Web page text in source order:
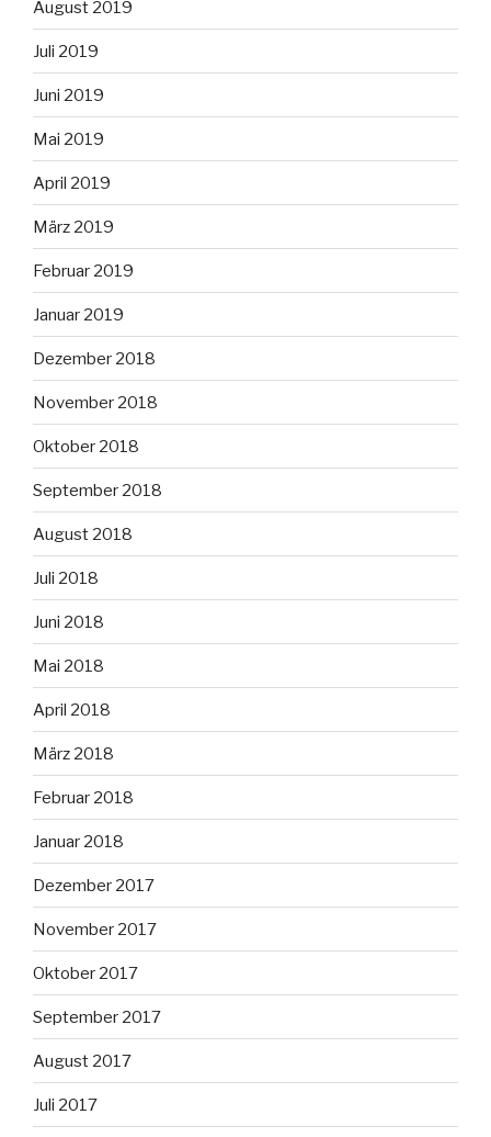
August 2019
Juli 2019
Juni 2019
Mai 2019
April 2019
März 2019
Februar 2019
Januar 2019
Dezember 2018
November 2018
Oktober 2018
September 2018
August 2018
Juli 2018
Juni 2018
Mai 2018
April 2018
März 2018
Februar 2018
Januar 2018
Dezember 2017
November 2017
Oktober 2017
September 2017
August 2017
Juli 2017